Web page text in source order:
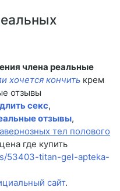
члена реальные
хочется кончить крем
отзывы
секс,
отзывы,
тел полового
где купить
53403-titan-gel-apteka-
сайт.